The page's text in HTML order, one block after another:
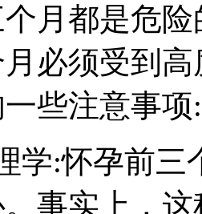
月都是危
必须受到
些注意事项:
:怀孕前三
事实上，